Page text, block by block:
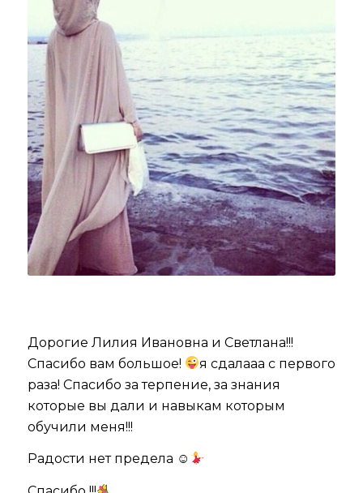
Дорогие Лилия Ивановна и Светлана!!!
Спасибо вам большое!
я сдалааа с первого
раза! Спасибо за терпение, за знания
которые вы дали и навыкам которым
обучили меня!!!
Радости нет предела ☺